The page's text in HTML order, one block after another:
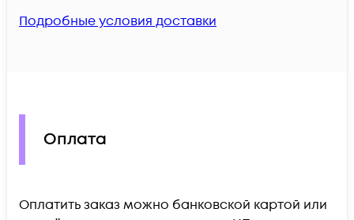
Подробные условия доставки
Оплата
Оплатить заказ можно банковской картой или